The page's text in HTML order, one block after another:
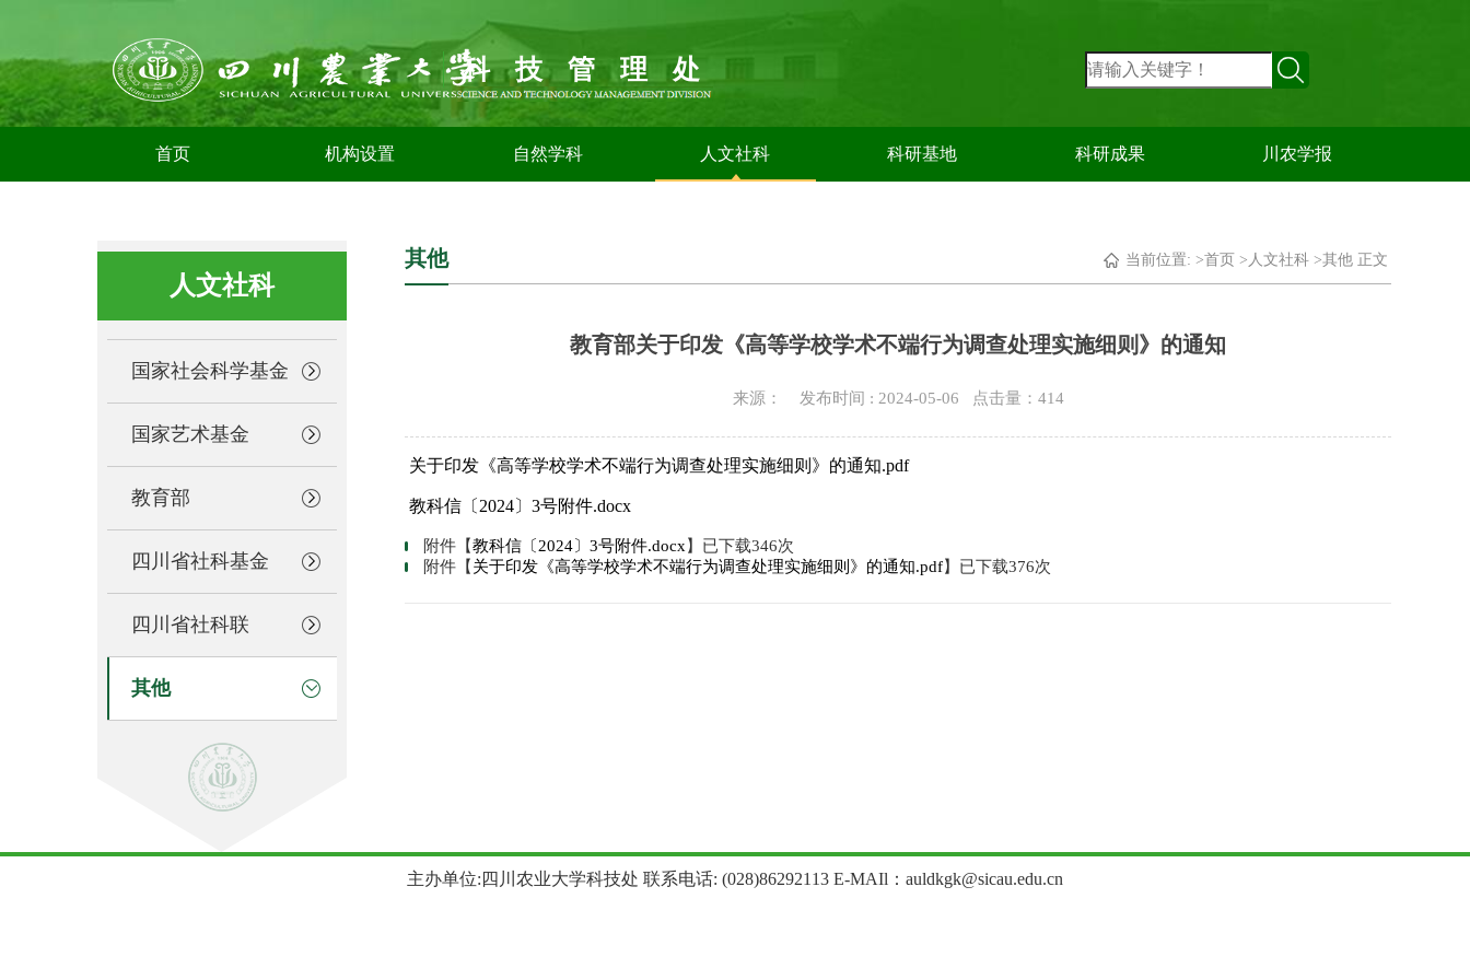
科技管理处
首页 机构设置 自然学科 人文社科 科研基地 科研成果 川农学报
人文社科
国家社会科学基金
国家艺术基金
教育部
四川省社科基金
四川省社科联
其他
其他 当前位置: >首页 > 人文社科 >其他 正文
教育部关于印发《高等学校学术不端行为调查处理实施细则》的通知
来源： 发布时间 : 2024-05-06 点击量： 414
关于印发《高等学校学术不端行为调查处理实施细则》的通知.pdf
教科信〔2024〕3号附件.docx
附件【教科信〔2024〕3号附件.docx 】已下载346次
附件【 关于印发《高等学校学术不端行为调查处理实施细则》的通知.pdf】已下载376次
主办单位:四川农业大学科技处 联系电话: (028)86292113 E-MAIl：auldkgk@sicau.edu.cn